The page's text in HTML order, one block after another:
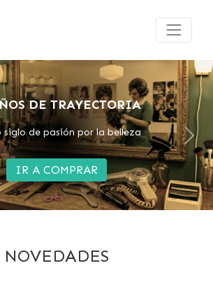
FOX ION 3
tambien en color Rojo
IR A COMPRAR
Next
NOVEDADES